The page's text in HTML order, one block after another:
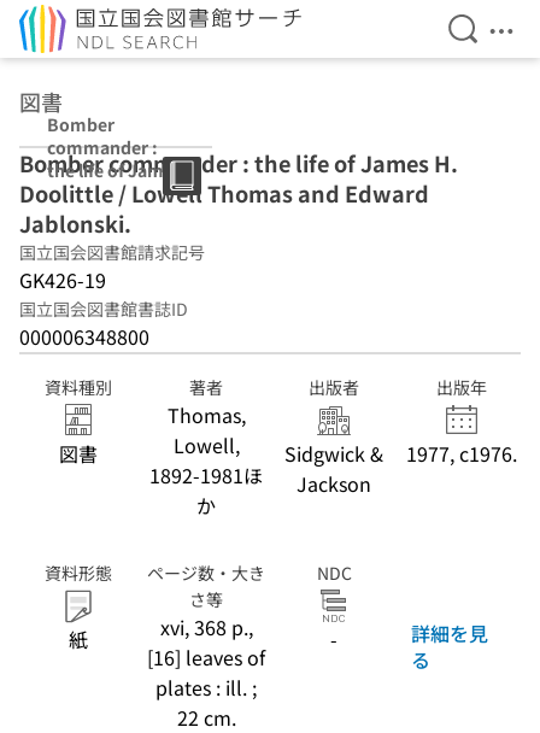
検索を
メ
図書
Bomber
commander :
the life of James
H. Doolittle /
Lowell Thomas
and Edward
Jablonski.
Bomber commander : the life of James H.
Doolittle / Lowell Thomas and Edward
Jablonski.
国立国会図書館請求記号
GK426-19
国立国会図書館書誌ID
000006348800
資料種別
図書
著者
Thomas,
Lowell,
1892-1981ほ
か
出版者
Sidgwick &
Jackson
出版年
1977, c1976.
資料形態
紙
ページ数・大き
さ等
xvi, 368 p.,
[16] leaves of
plates : ill. ;
22 cm.
NDC
-
詳細を見
る